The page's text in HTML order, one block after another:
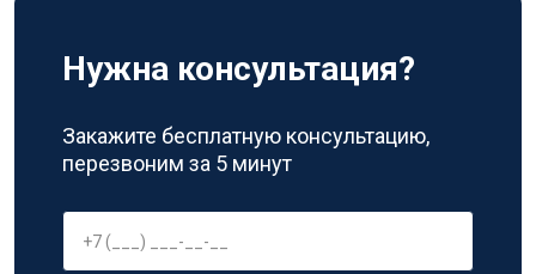
Нужна консультация?
Закажите бесплатную консультацию,
перезвоним за 5 минут